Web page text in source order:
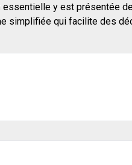
y est présentée
simplifiée qui facilite des